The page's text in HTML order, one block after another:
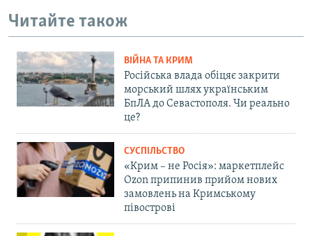
Читайте також
ВІЙНА ТА КРИМ
Російська влада обіцяє закрити
морський шлях українським
БпЛА до Севастополя. Чи реально
це?
СУСПІЛЬСТВО
«Крим – не Росія»: маркетплейс
Ozon припинив прийом нових
замовлень на Кримському
півострові